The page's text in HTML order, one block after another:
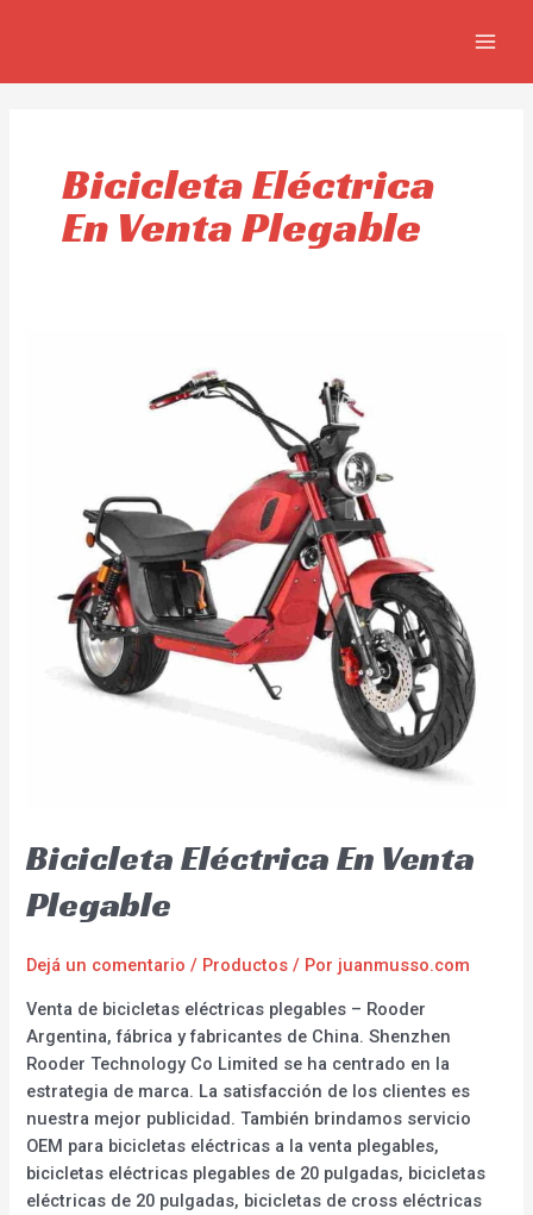
Bicicleta Eléctrica
En Venta Plegable
Bicicleta Eléctrica En Venta
Plegable
Dejá un comentario / Productos / Por juanmusso.com
Venta de bicicletas eléctricas plegables – Rooder
Argentina, fábrica y fabricantes de China. Shenzhen
Rooder Technology Co Limited se ha centrado en la
estrategia de marca. La satisfacción de los clientes es
nuestra mejor publicidad. También brindamos servicio
OEM para bicicletas eléctricas a la venta plegables,
bicicletas eléctricas plegables de 20 pulgadas, bicicletas
eléctricas de 20 pulgadas, bicicletas de cross eléctricas